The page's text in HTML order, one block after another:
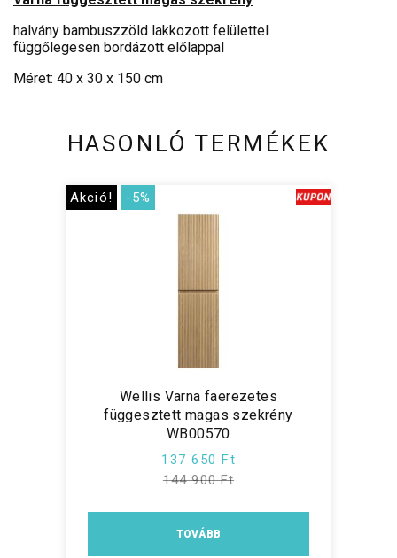
halvány bambuszzöld lakkozott felülettel
függőlegesen bordázott előlappal
Méret: 40 x 30 x 150 cm
HASONLÓ TERMÉKEK
Akció! -5%
Wellis Varna faerezetes
függesztett magas szekrény
WB00570
137 650 Ft
144 900 Ft
TOVÁBB